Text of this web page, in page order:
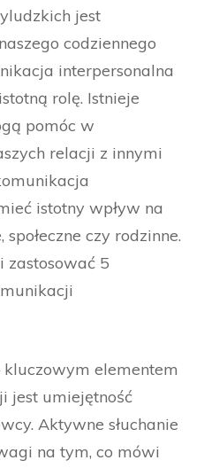
jest
codziennego
interpersonalna
rolę. Istnieje
pomóc w
relacji z innymi
istotny wpływ na
czy rodzinne.
zastosować 5
kluczowym elementem
jest umiejętność
Aktywne słuchanie
na tym, co mówi